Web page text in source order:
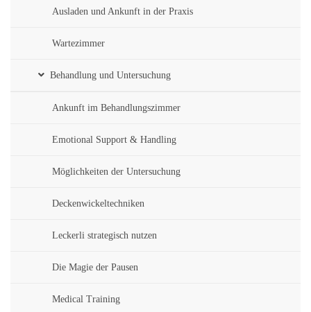
Ausladen und Ankunft in der Praxis
Wartezimmer
Behandlung und Untersuchung
Ankunft im Behandlungszimmer
Emotional Support & Handling
Möglichkeiten der Untersuchung
Deckenwickeltechniken
Leckerli strategisch nutzen
Die Magie der Pausen
Medical Training